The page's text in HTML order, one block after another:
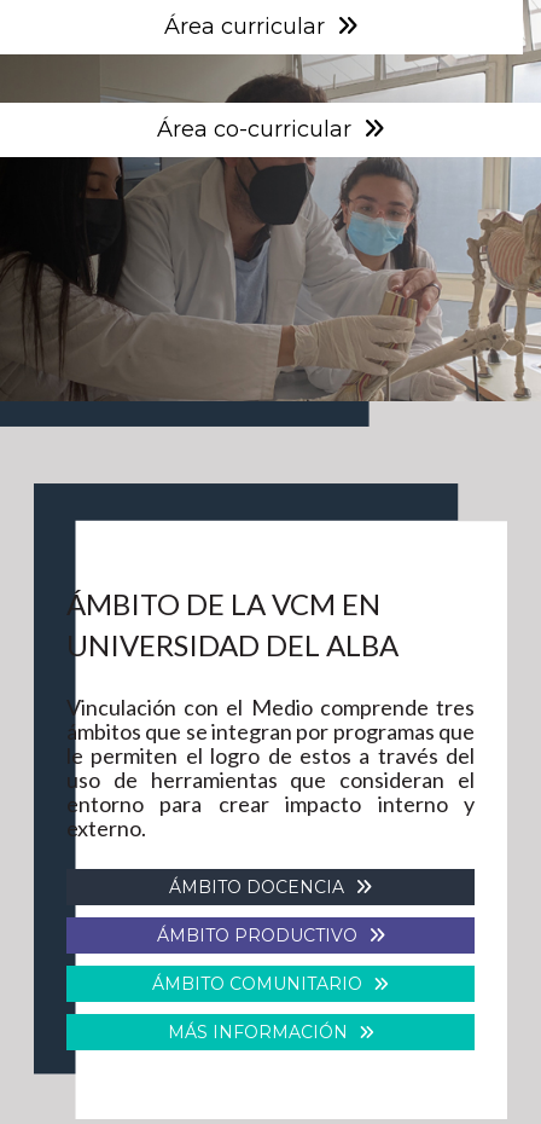
Área curricular
Área co-curricular
ÁMBITO DE LA VCM EN
UNIVERSIDAD DEL ALBA
Vinculación con el Medio comprende tres
ámbitos que se integran por programas que
le permiten el logro de estos a través del
uso de herramientas que consideran el
entorno para crear impacto interno y
externo.
ÁMBITO DOCENCIA
ÁMBITO PRODUCTIVO
ÁMBITO COMUNITARIO
MÁS INFORMACIÓN